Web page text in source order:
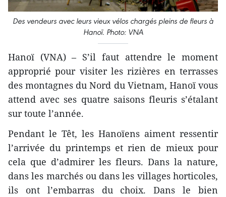
Des vendeurs avec leurs vieux vélos chargés pleins de fleurs à
Hanoï. Photo: VNA
Hanoï (VNA) – S’il faut attendre le moment
approprié pour visiter les rizières en terrasses
des montagnes du Nord du Vietnam, Hanoï vous
attend avec ses quatre saisons fleuris s’étalant
sur toute l’année.
Pendant le Têt, les Hanoïens aiment ressentir
l’arrivée du printemps et rien de mieux pour
cela que d’admirer les fleurs. Dans la nature,
dans les marchés ou dans les villages horticoles,
ils ont l’embarras du choix. Dans le bien